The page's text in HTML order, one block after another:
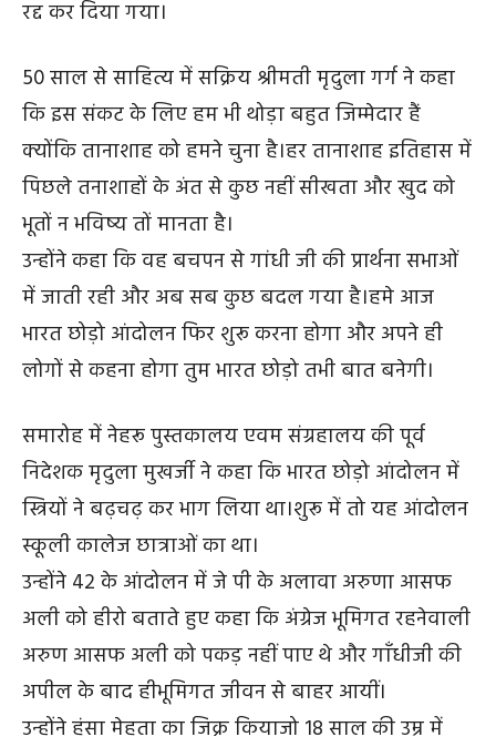
रद्द कर दिया गया।
50 साल से साहित्य में सक्रिय श्रीमती मृदुला गर्ग ने कहा
कि इस संकट के लिए हम भी थोड़ा बहुत जिम्मेदार हैं
क्योंकि तानाशाह को हमने चुना है।हर तानाशाह इतिहास में
पिछले तनाशाहों के अंत से कुछ नहीं सीखता और खुद को
भूतों न भविष्य तों मानता है।
उन्होंने कहा कि वह बचपन से गांधी जी की प्रार्थना सभाओं
में जाती रही और अब सब कुछ बदल गया है।हमे आज
भारत छोड़ो आंदोलन फिर शुरू करना होगा और अपने ही
लोगों से कहना होगा तुम भारत छोड़ो तभी बात बनेगी।
समारोह में नेहरू पुस्तकालय एवम संग्रहालय की पूर्व
निदेशक मृदुला मुखर्जी ने कहा कि भारत छोड़ो आंदोलन में
स्त्रियों ने बढ़चढ़ कर भाग लिया था।शुरू में तो यह आंदोलन
स्कूली कालेज छात्राओं का था।
उन्होंने 42 के आंदोलन में जे पी के अलावा अरुणा आसफ
अली को हीरो बताते हुए कहा कि अंग्रेज भूमिगत रहनेवाली
अरुण आसफ अली को पकड़ नहीं पाए थे और गाँधीजी की
अपील के बाद हीभूमिगत जीवन से बाहर आयीं।
उन्होंने हंसा मेहता का जिक्र कियाजो 18 साल की उम्र में